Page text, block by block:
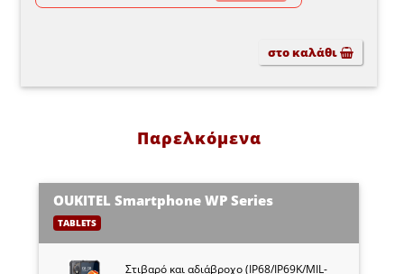
στο καλάθι
Παρελκόμενα
OUKITEL Smartphone WP Series
TABLETS
Στιβαρό και αδιάβροχο (IP68/IP69K/MIL-